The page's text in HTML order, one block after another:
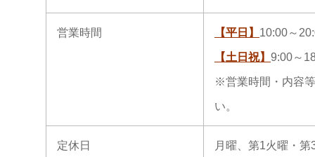
営業時間 【平日】 10:00～
【土日祝】 9:00～
※営業時間・内容
い。
定休日 月曜、第1火曜・第